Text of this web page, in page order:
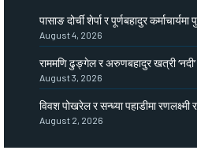
पासाङ दोर्ची शेर्पा र पूर्णबहादुर
August 4, 2026
राममणि ढुङ्गेल र अरुणबहादुर खत्री ‘नदी’
August 3, 2026
विवश पोखरेल र सन्ध्या पहाडीमा रणलक्ष्मी
August 2, 2026